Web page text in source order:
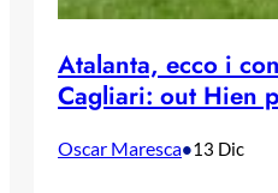
Atalanta, ecco i
Cagliari: out Hien
Oscar Maresca•13 Dic